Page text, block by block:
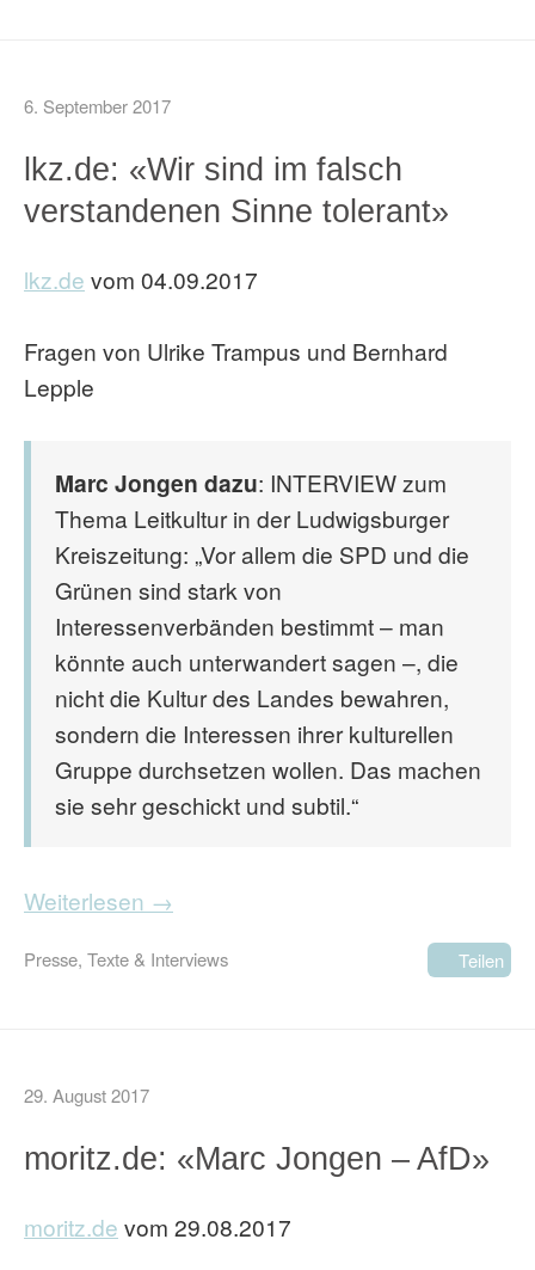
6. September 2017
lkz.de: «Wir sind im falsch
verstandenen Sinne tolerant»
lkz.de vom 04.09.2017
Fragen von Ulrike Trampus und Bernhard
Lepple
Marc Jongen dazu: INTERVIEW zum
Thema Leitkultur in der Ludwigsburger
Kreiszeitung: „Vor allem die SPD und die
Grünen sind stark von
Interessenverbänden bestimmt – man
könnte auch unterwandert sagen –, die
nicht die Kultur des Landes bewahren,
sondern die Interessen ihrer kulturellen
Gruppe durchsetzen wollen. Das machen
sie sehr geschickt und subtil.“
Weiterlesen →
Presse, Texte & Interviews Teilen
29. August 2017
moritz.de: «Marc Jongen – AfD»
moritz.de vom 29.08.2017